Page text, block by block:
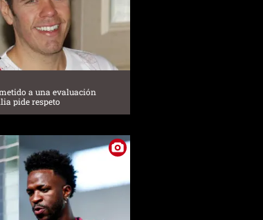
a una evaluación
pide respeto